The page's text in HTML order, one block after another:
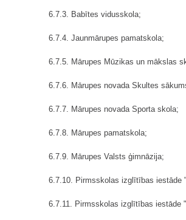
6.7.3. Babītes vidusskola;
6.7.4. Jaunmārupes pamatskola;
6.7.5. Mārupes Mūzikas un mākslas
6.7.6. Mārupes novada Skultes
6.7.7. Mārupes novada Sporta skola;
6.7.8. Mārupes pamatskola;
6.7.9. Mārupes Valsts ģimnāzija;
6.7.10. Pirmsskolas izglītības iestāde
6.7.11. Pirmsskolas izglītības iestāde